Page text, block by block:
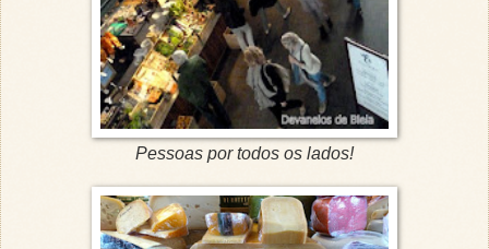
Pessoas por todos os lados!